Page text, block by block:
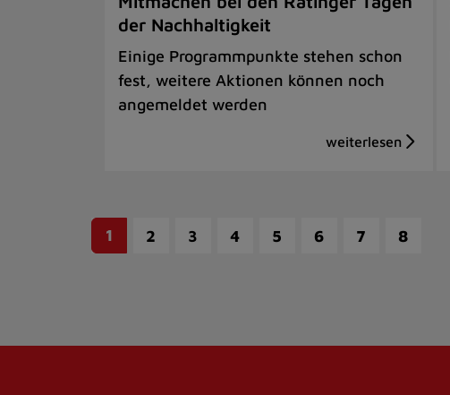
der Nachhaltigkeit
Einige Programmpunkte stehen schon
fest, weitere Aktionen können noch
angemeldet werden
1 2 3 4 5 6 7 8